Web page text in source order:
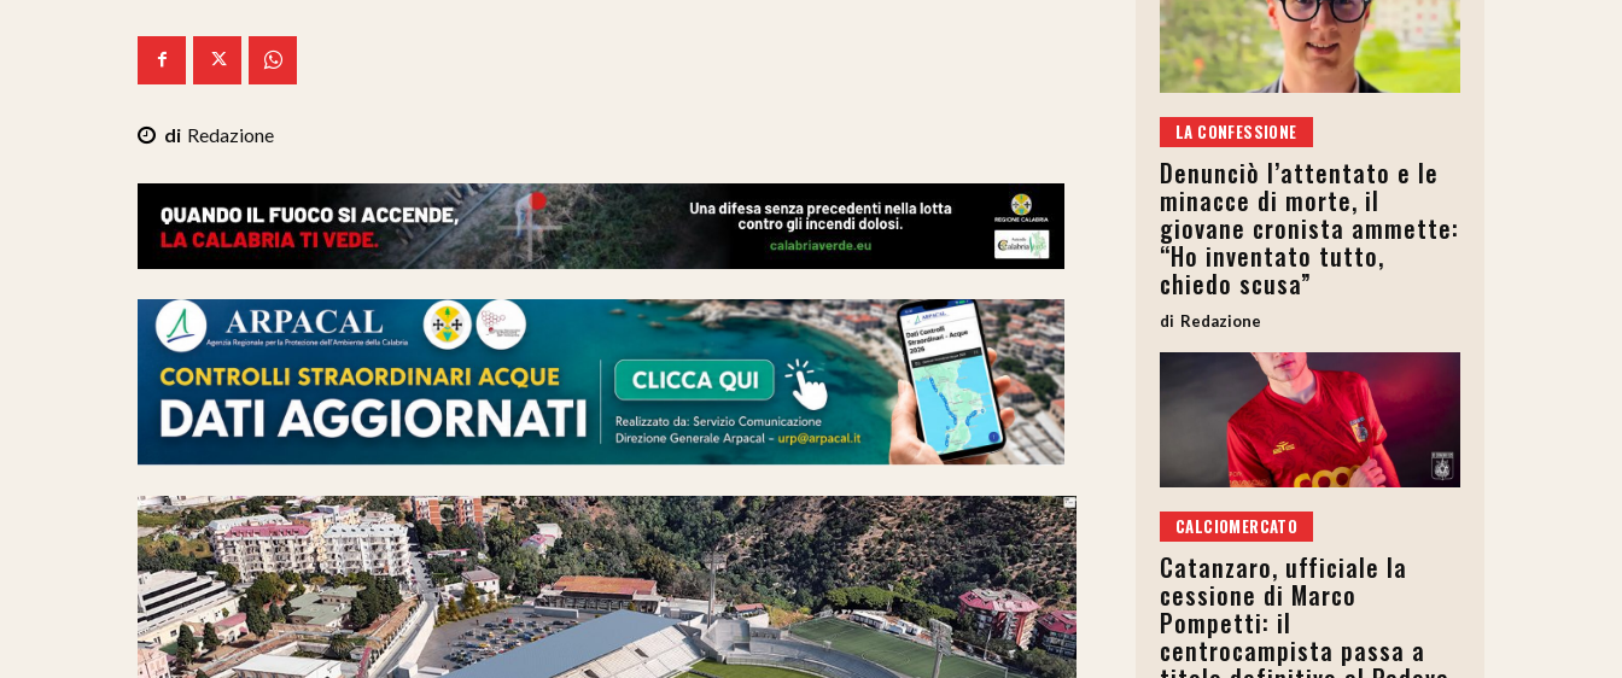
Redazione LA CONFESSIONE
Denunciò l’attentato e le
minacce di morte, il
giovane cronista ammette:
“Ho inventato tutto,
chiedo scusa”
Redazione
CALCIOMERCATO
Catanzaro, ufficiale la
cessione di Marco
Pompetti: il
centrocampista passa a